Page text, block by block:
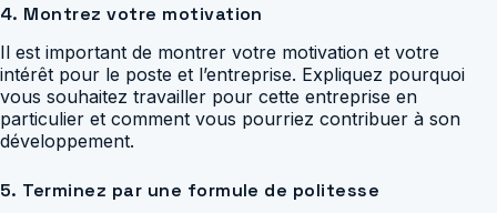
4. Montrez votre motivation
Il est important de montrer votre motivation et votre
intérêt pour le poste et l’entreprise. Expliquez pourquoi
vous souhaitez travailler pour cette entreprise en
particulier et comment vous pourriez contribuer à son
développement.
5. Terminez par une formule de politesse